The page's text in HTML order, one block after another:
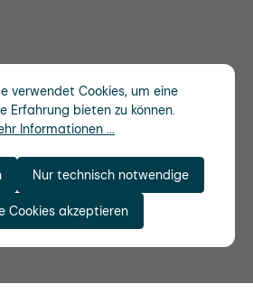
verwendet Cookies, um eine
Erfahrung bieten zu können.
Informationen ...
Nur technisch notwendige
Cookies akzeptieren